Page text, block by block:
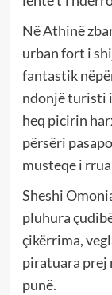
Në Athinë
urban fort i
fantastik
ndonjë turisti
heq picirin
përsëri
musteqe i
Sheshi
pluhura
çikërrima,
piratuara prej
punë.